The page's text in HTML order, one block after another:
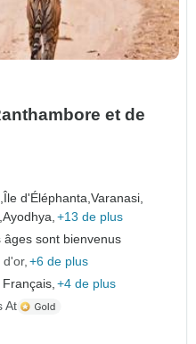
et de
Île d'Éléphanta,Varanasi,
Ayodhya, +13 de plus
âges sont bienvenus
d'or +6 de plus
+4 de plus
At